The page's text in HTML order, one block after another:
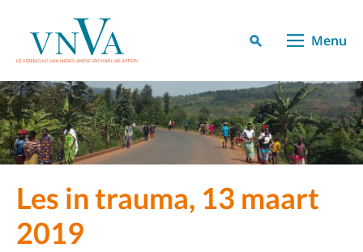
Menu
Les in trauma, 13 maart
2019